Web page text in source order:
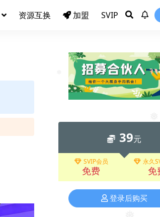
❅
资源互换 加盟 SVIP
39元
SVIP会员
免费
永久
免
登录后购买